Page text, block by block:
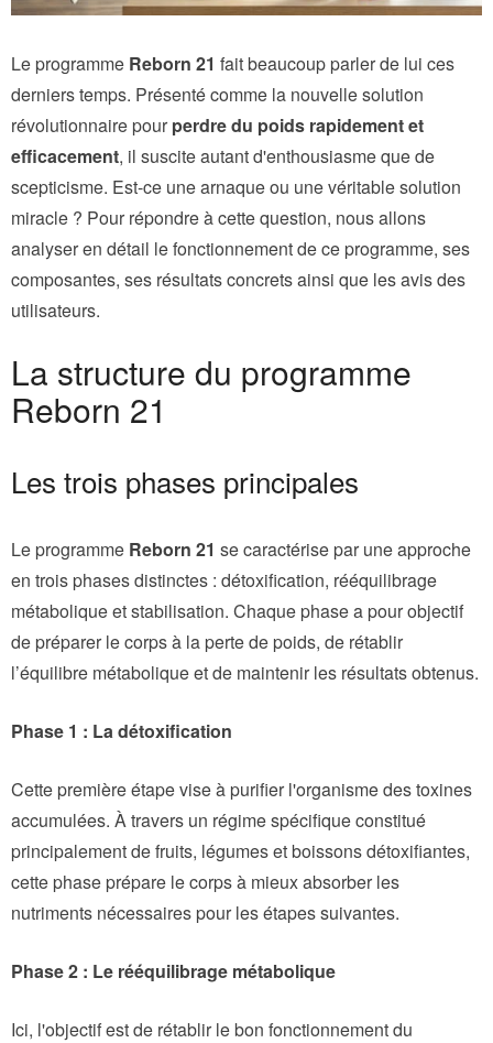
Le programme Reborn 21 fait beaucoup parler de lui ces
derniers temps. Présenté comme la nouvelle solution
révolutionnaire pour perdre du poids rapidement et
efficacement, il suscite autant d'enthousiasme que de
scepticisme. Est-ce une arnaque ou une véritable solution
miracle ? Pour répondre à cette question, nous allons
analyser en détail le fonctionnement de ce programme, ses
composantes, ses résultats concrets ainsi que les avis des
utilisateurs.
La structure du programme
Reborn 21
Les trois phases principales
Le programme Reborn 21 se caractérise par une approche
en trois phases distinctes : détoxification, rééquilibrage
métabolique et stabilisation. Chaque phase a pour objectif
de préparer le corps à la perte de poids, de rétablir
l’équilibre métabolique et de maintenir les résultats obtenus.
Phase 1 : La détoxification
Cette première étape vise à purifier l'organisme des toxines
accumulées. À travers un régime spécifique constitué
principalement de fruits, légumes et boissons détoxifiantes,
cette phase prépare le corps à mieux absorber les
nutriments nécessaires pour les étapes suivantes.
Phase 2 : Le rééquilibrage métabolique
Ici, l'objectif est de rétablir le bon fonctionnement du